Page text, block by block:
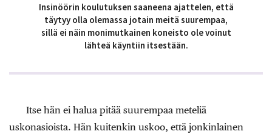
Insinöörin koulutuksen saaneena ajattelen, että
täytyy olla olemassa jotain meitä suurempaa,
sillä ei näin monimutkainen koneisto ole voinut
lähteä käyntiin itsestään.
Itse hän ei halua pitää suurempaa meteliä
uskonasioista. Hän kuitenkin uskoo, että jonkinlainen